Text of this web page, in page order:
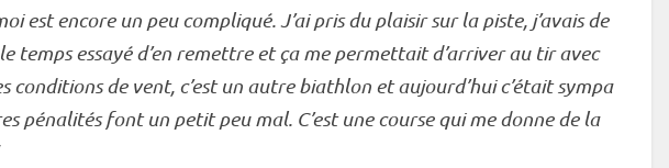
est encore un peu compliqué. J’ai pris du plaisir sur lapiste, j’avais de
temps essayé d’en remettre et ça me permettait d’arriver au tir avec
conditions de vent, c’est un autre biathlon et aujourd’hui c’était sympa
pénalités font un petit peu mal. C’est une course qui me donne de la